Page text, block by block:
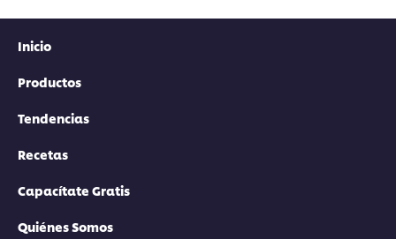
Inicio
Productos
Tendencias
Recetas
Capacítate Gratis
Quiénes Somos